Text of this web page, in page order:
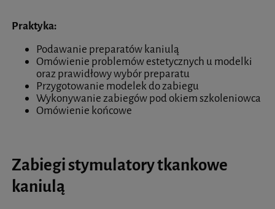
Praktyka:
Podawanie preparatów kaniulą
Omówienie problemów estetycznych u modelki
oraz prawidłowy wybór preparatu
Przygotowanie modelek do zabiegu
Wykonywanie zabiegów pod okiem szkoleniowca
Omówienie końcowe
Zabiegi stymulatory tkankowe
kaniulą